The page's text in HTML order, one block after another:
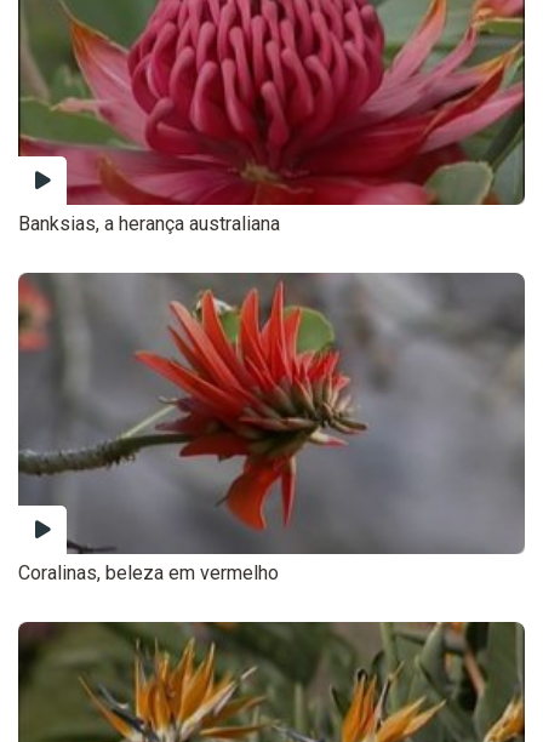
Banksias, a herança australiana
Coralinas, beleza em vermelho